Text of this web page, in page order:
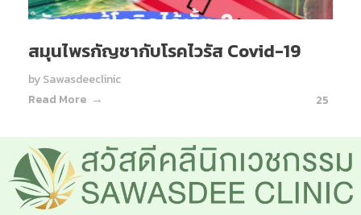
สมุนไพรกัญชากับโรคไวรัส Covid-19
bySawasdeeclinic
Read More
25